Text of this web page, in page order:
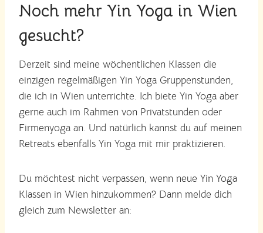
Noch mehr Yin Yoga in Wien
gesucht?
Derzeit sind meine wöchentlichen Klassen die
einzigen regelmäßigen Yin Yoga Gruppenstunden,
die ich in Wien unterrichte. Ich biete Yin Yoga aber
gerne auch im Rahmen von Privatstunden oder
Firmenyoga an. Und natürlich kannst du auf meinen
Retreats ebenfalls Yin Yoga mit mir praktizieren.
Du möchtest nicht verpassen, wenn neue Yin Yoga
Klassen in Wien hinzukommen? Dann melde dich
gleich zum Newsletter an: